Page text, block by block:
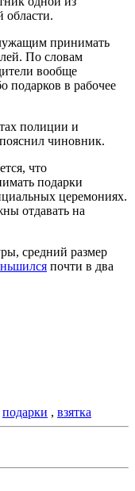
области.
принимать
По словам
вообще
подарков в рабочее
полиции и
чиновник.
что
подарки
церемониях.
отдавать на
средний размер
почти в два
подарки , взятка